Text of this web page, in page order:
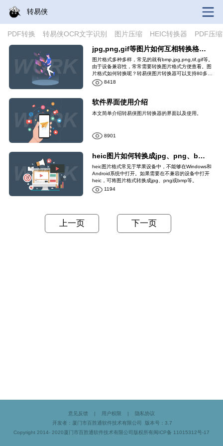
转易侠
PDF转换 转易侠OCR文字识别 图片压缩 HEIC转换器
PDF压缩
jpg,png,gif等图片如何互相转换格式？
图片格式多种多样，常见的就有bmp,jpg,png,tif,gif等。
由于设备兼容性，常常需要转换图片格式方便查看。图
片格式如何转换呢？转易侠图片转换器可以支持80多种
图片格式的互相转换
8418
软件界面使用介绍
本文简单介绍转易侠图片转换器的界面以及使用。
8901
heic图片如何转换成jpg、png、bmp？
heic图片格式常见于苹果设备中，不能够在Windows和
Android系统中打开。如果需要在不兼容的设备中打开
heic，可将图片格式转换成jpg、png或bmp等。
1194
上一页 下一页
意见反馈 | 用户权限 |
隐私协议
开发者：厦门市百胜通软件技术有限公司 版本号：3.7
Copyright 2014- 2020厦门市百胜通软件技术有限公司版权所有闽ICP备 11015312号-17